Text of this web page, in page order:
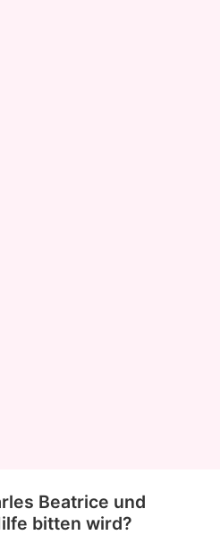
Beatrice und
bitten wird?